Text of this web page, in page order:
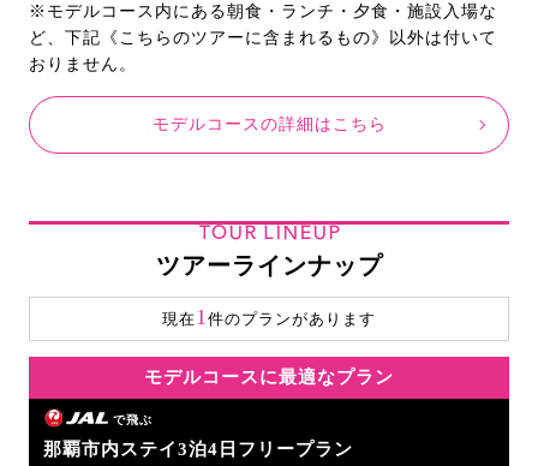
※モデルコース内にある朝食・ランチ・夕食・施設入場な
ど、下記《こちらのツアーに含まれるもの》以外は付いて
おりません。
モデルコースの詳細はこちら
TOUR LINEUP
ツアーラインナップ
現在1 件のプランがあります
モデルコースに最適なプラン
で飛ぶ
那覇市内ステイ3泊4日フリープラン